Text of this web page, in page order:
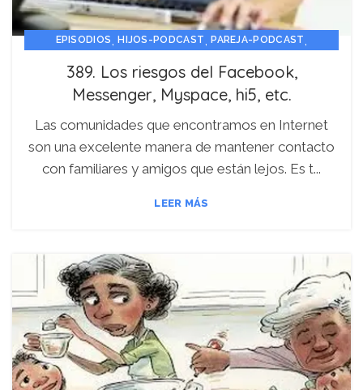
EPISODIOS,HIJOS-PODCAST,PAREJA-PODCAST,
389. Los riesgos del Facebook,
Messenger, Myspace, hi5, etc.
Las comunidades que encontramos en Internet
son una excelente manera de mantener contacto
con familiares y amigos que están lejos. Es t...
LEER MÁS